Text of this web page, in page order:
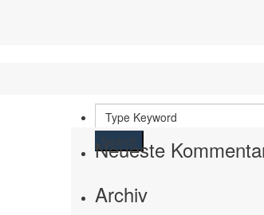
Search
Neueste
Archiv